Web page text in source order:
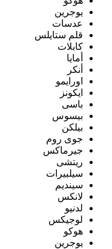
يوجرين
عدسات
قلم ستايلس
كابلات
أمايا
أنكر
اورايمو
ايكونز
باسى
بيسوس
بيلكن
جوى روم
جيرماكس
ريتشى
سيلبيرات
سينديم
لانكس
لدنيو
لوجيكس
هوكو
يوجرين